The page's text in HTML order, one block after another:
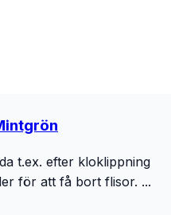
t.ex. efter kloklippning
för att få bort flisor. ...